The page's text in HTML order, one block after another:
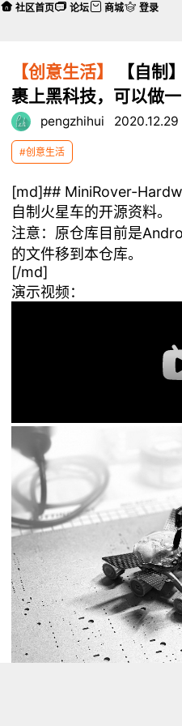
【创意生活】
【自制
裹上黑科技，可以做
pengzhihui 2020.12.29
#创意生活
[md]## MiniRover-
自制火星车的开源资料。
注意：原仓库目前是
的文件移到本仓库。
[/md]
演示视频：
社区首页 论坛 商城 登录